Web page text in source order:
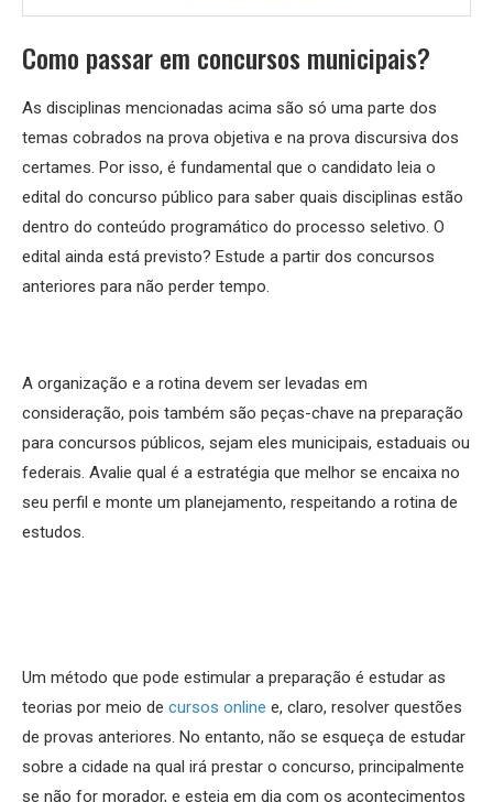
Como passar em concursos municipais?
As disciplinas mencionadas acima são só uma parte dos
temas cobrados na prova objetiva e na prova discursiva dos
certames. Por isso, é fundamental que o candidato leia o
edital do concurso público para saber quais disciplinas estão
dentro do conteúdo programático do processo seletivo. O
edital ainda está previsto? Estude a partir dos concursos
anteriores para não perder tempo.
A organização e a rotina devem ser levadas em
consideração, pois também são peças-chave na preparação
para concursos públicos, sejam eles municipais, estaduais ou
federais. Avalie qual é a estratégia que melhor se encaixa no
seu perfil e monte um planejamento, respeitando a rotina de
estudos.
Um método que pode estimular a preparação é estudar as
teorias por meio de cursos online e, claro, resolver questões
de provas anteriores. No entanto, não se esqueça de estudar
sobre a cidade na qual irá prestar o concurso, principalmente
se não for morador, e esteja em dia com os acontecimentos